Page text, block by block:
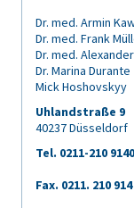
Dr. med. Armin
Dr. med. Frank
Dr. med.
Dr. Marina Durante
Mick Hoshovskyy
Uhlandstraße 9
40237 Düsseldorf
Tel. 0211-210 9140
Fax. 0211. 210